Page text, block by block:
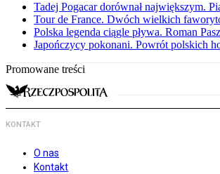
Tadej Pogacar dorównał największym.
Tour de France. Dwóch wielkich
Polska legenda ciągle pływa. Roman
Japończycy pokonani. Powrót polskich
Promowane treści
KONTAKT
O nas
Kontakt